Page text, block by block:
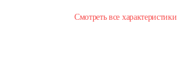
Смотреть все характеристики